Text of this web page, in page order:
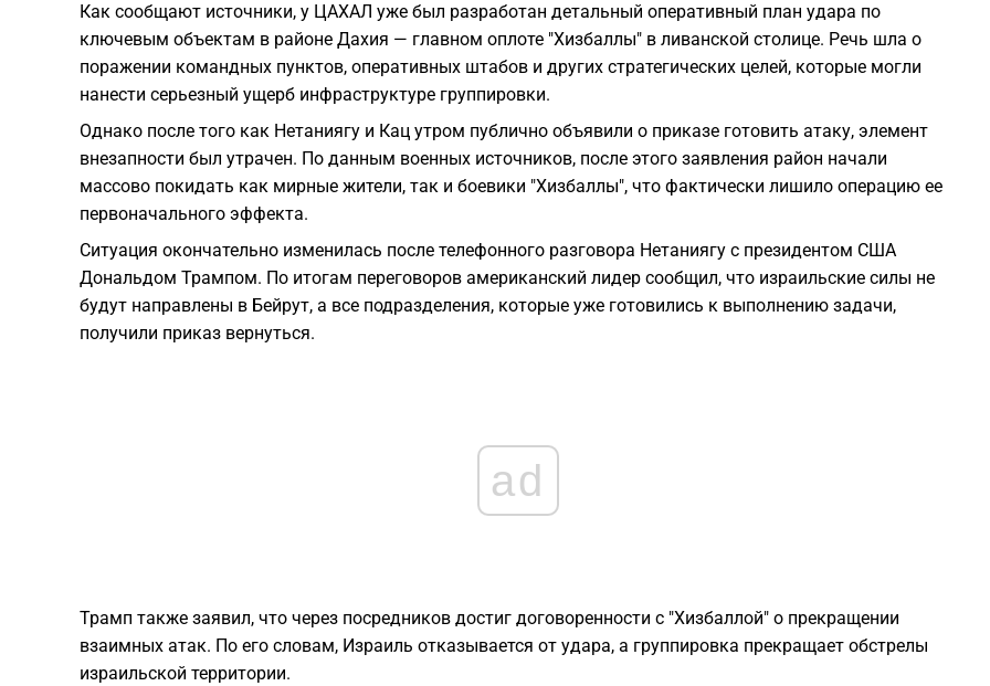
Как сообщают источники, у ЦАХАЛ уже был разработан детальный оперативный план удара по
ключевым объектам в районе Дахия — главном оплоте "Хизбаллы" в ливанской столице. Речь шла о
поражении командных пунктов, оперативных штабов и других стратегических целей, которые могли
нанести серьезный ущерб инфраструктуре группировки.
Однако после того как Нетаниягу и Кац утром публично объявили о приказе готовить атаку, элемент
внезапности был утрачен. По данным военных источников, после этого заявления район начали
массово покидать как мирные жители, так и боевики "Хизбаллы", что фактически лишило операцию ее
первоначального эффекта.
Ситуация окончательно изменилась после телефонного разговора Нетаниягу с президентом США
Дональдом Трампом. По итогам переговоров американский лидер сообщил, что израильские силы не
будут направлены в Бейрут, а все подразделения, которые уже готовились к выполнению задачи,
получили приказ вернуться.
ad
Трамп также заявил, что через посредников достиг договоренности с "Хизбаллой" о прекращении
взаимных атак. По его словам, Израиль отказывается от удара, а группировка прекращает обстрелы
израильской территории.